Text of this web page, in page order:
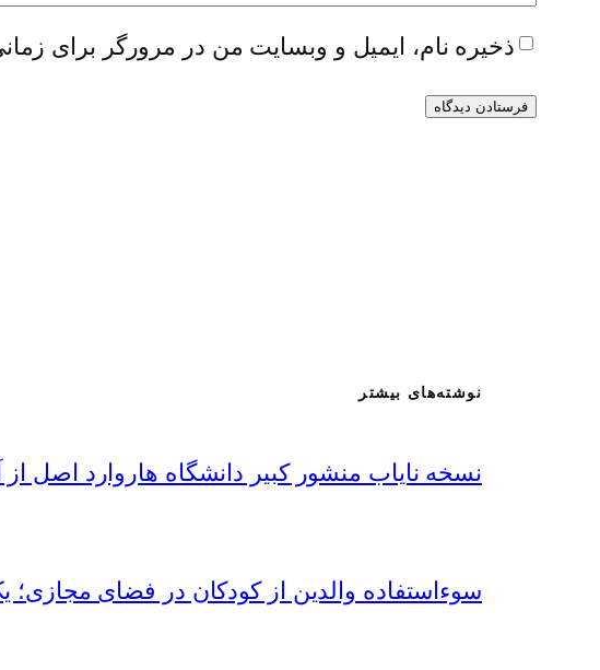
ذخیره نام، ایمیل و وبسایت من در مرورگر برای
نوشته‌های بیشتر
نسخه نایاب منشور کبیر دانشگاه هاروارد اصل
سوءاستفاده‌ والدین از کودکان در فضای